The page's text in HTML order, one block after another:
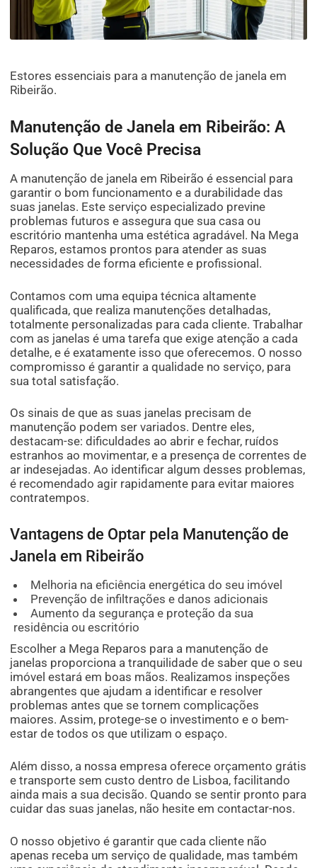
Estores essenciais para a manutenção de janela em
Ribeirão.
Manutenção de Janela em Ribeirão: A
Solução Que Você Precisa
A manutenção de janela em Ribeirão é essencial para
garantir o bom funcionamento e a durabilidade das
suas janelas. Este serviço especializado previne
problemas futuros e assegura que sua casa ou
escritório mantenha uma estética agradável. Na Mega
Reparos, estamos prontos para atender as suas
necessidades de forma eficiente e profissional.
Contamos com uma equipa técnica altamente
qualificada, que realiza manutenções detalhadas,
totalmente personalizadas para cada cliente. Trabalhar
com as janelas é uma tarefa que exige atenção a cada
detalhe, e é exatamente isso que oferecemos. O nosso
compromisso é garantir a qualidade no serviço, para
sua total satisfação.
Os sinais de que as suas janelas precisam de
manutenção podem ser variados. Dentre eles,
destacam-se: dificuldades ao abrir e fechar, ruídos
estranhos ao movimentar, e a presença de correntes de
ar indesejadas. Ao identificar algum desses problemas,
é recomendado agir rapidamente para evitar maiores
contratempos.
Vantagens de Optar pela Manutenção de
Janela em Ribeirão
Melhoria na eficiência energética do seu imóvel
Prevenção de infiltrações e danos adicionais
Aumento da segurança e proteção da sua
residência ou escritório
Escolher a Mega Reparos para a manutenção de
janelas proporciona a tranquilidade de saber que o seu
imóvel estará em boas mãos. Realizamos inspeções
abrangentes que ajudam a identificar e resolver
problemas antes que se tornem complicações
maiores. Assim, protege-se o investimento e o bem-
estar de todos os que utilizam o espaço.
Além disso, a nossa empresa oferece orçamento grátis
e transporte sem custo dentro de Lisboa, facilitando
ainda mais a sua decisão. Quando se sentir pronto para
cuidar das suas janelas, não hesite em contactar-nos.
O nosso objetivo é garantir que cada cliente não
apenas receba um serviço de qualidade, mas também